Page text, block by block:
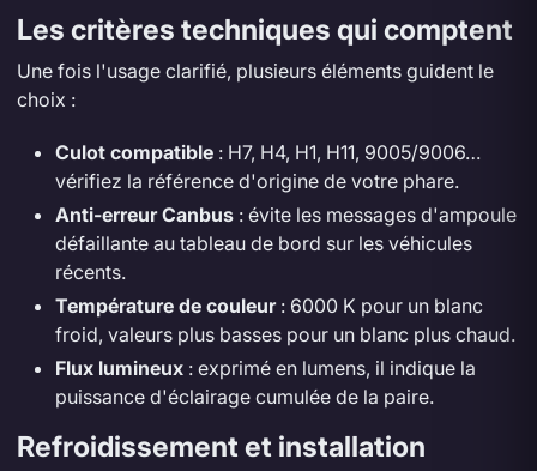
Les critères techniques qui comptent
Une fois l'usage clarifié, plusieurs éléments guident le
choix :
Culot compatible: H7, H4, H1, H11, 9005/9006…
vérifiez la référence d'origine de votre phare.
Anti-erreur Canbus: évite les messages d'ampoule
défaillante au tableau de bord sur les véhicules
récents.
Température de couleur: 6000 K pour un blanc
froid, valeurs plus basses pour un blanc plus chaud.
Flux lumineux: exprimé en lumens, il indique la
puissance d'éclairage cumulée de la paire.
Refroidissement et installation